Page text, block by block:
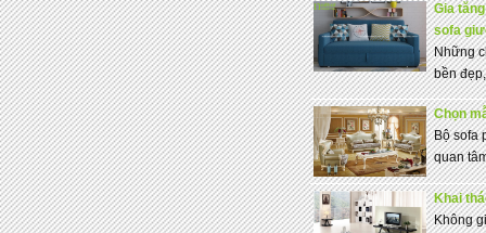
Gia
sofa
Những
bền
Chọn
Bộ sofa
quan
Khai
Không